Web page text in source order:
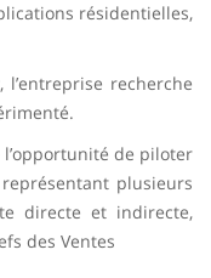
résidentielles,
recherche
de piloter
plusieurs
directe et indirecte,
des Ventes